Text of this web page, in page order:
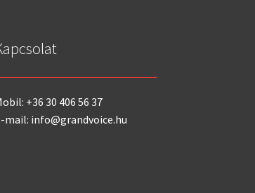
+36 30 406 56 37
mail: info@grandvoice.hu